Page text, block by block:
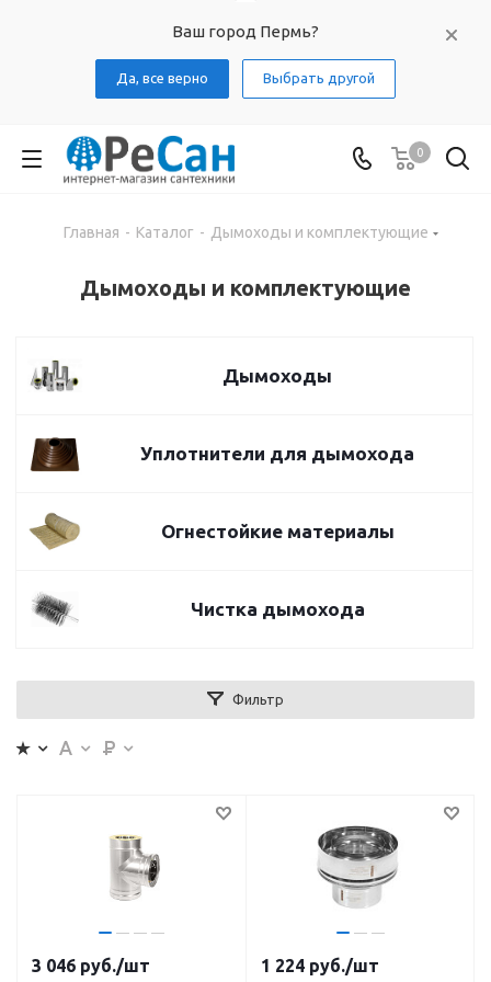
Ваш город Пермь?
Да, все верно Выбрать другой
0
Главная - Каталог - Дымоходы и комплектующие
Дымоходы и комплектующие
Дымоходы
Уплотнители для дымохода
Огнестойкие материалы
Чистка дымохода
Фильтр
3 046 руб./шт 1 224 руб./шт